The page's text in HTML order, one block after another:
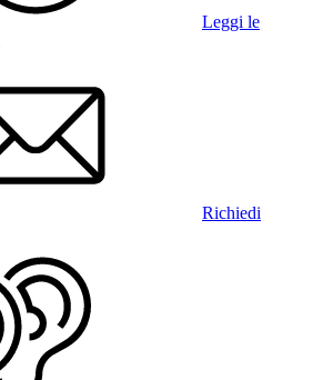
Leggi le
Richiedi